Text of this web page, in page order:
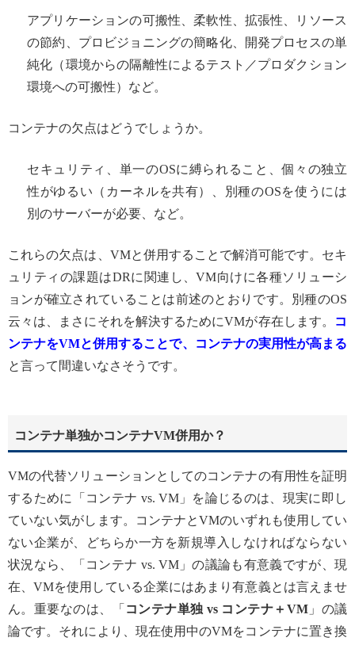
アプリケーションの可搬性、柔軟性、拡張性、リソース
の節約、プロビジョニングの簡略化、開発プロセスの単
純化（環境からの隔離性によるテスト／プロダクション
環境への可搬性）など。
コンテナの欠点はどうでしょうか。
セキュリティ、単一のOSに縛られること、個々の独立
性がゆるい（カーネルを共有）、別種のOSを使うには
別のサーバーが必要、など。
これらの欠点は、VMと併用することで解消可能です。セキ
ュリティの課題はDRに関連し、VM向けに各種ソリューシ
ョンが確立されていることは前述のとおりです。別種のOS
云々は、まさにそれを解決するためにVMが存在します。
コ
ンテナをVMと併用することで、コンテナの実用性が高まる
と言って間違いなさそうです。
コンテナ単独かコンテナVM併用か？
VMの代替ソリューションとしてのコンテナの有用性を証明
するために「コンテナ vs. VM」を論じるのは、現実に即し
ていない気がします。コンテナとVMのいずれも使用してい
ない企業が、どちらか一方を新規導入しなければならない
状況なら、「コンテナ vs. VM」の議論も有意義ですが、現
在、VMを使用している企業にはあまり有意義とは言えませ
ん。重要なのは、「 コンテナ単独 vs コンテナ＋VM」の議
論です。それにより、現在使用中のVMをコンテナに置き換